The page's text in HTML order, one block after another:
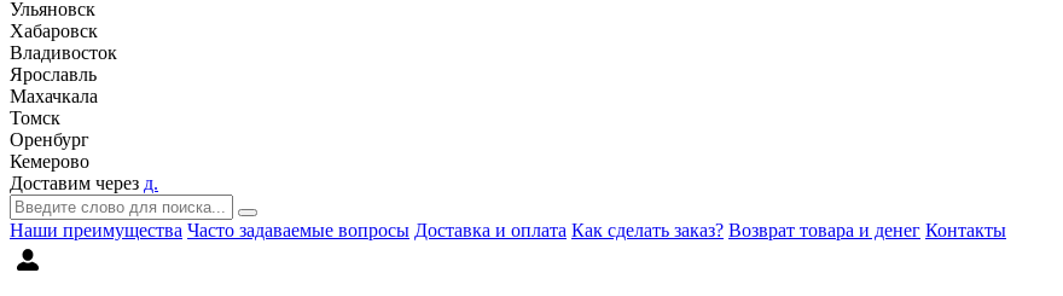
Ульяновск
Хабаровск
Владивосток
Ярославль
Махачкала
Томск
Оренбург
Кемерово
Доставим через д.
Наши преимущества Часто задаваемые вопросы Доставка и оплата Как сделать заказ? Возврат товара и денег Контакты